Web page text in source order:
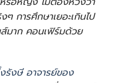
ๆ การศึกษาเยอะเกินไป
มาก คอนเฟิร์มด้วย
งษี อาจารย์ของ